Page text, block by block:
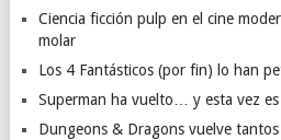
Ciencia ficción pulp en el cine
molar
Los 4 Fantásticos (por fin) lo han
Superman ha vuelto… y esta vez es
Dungeons & Dragons vuelve tantos